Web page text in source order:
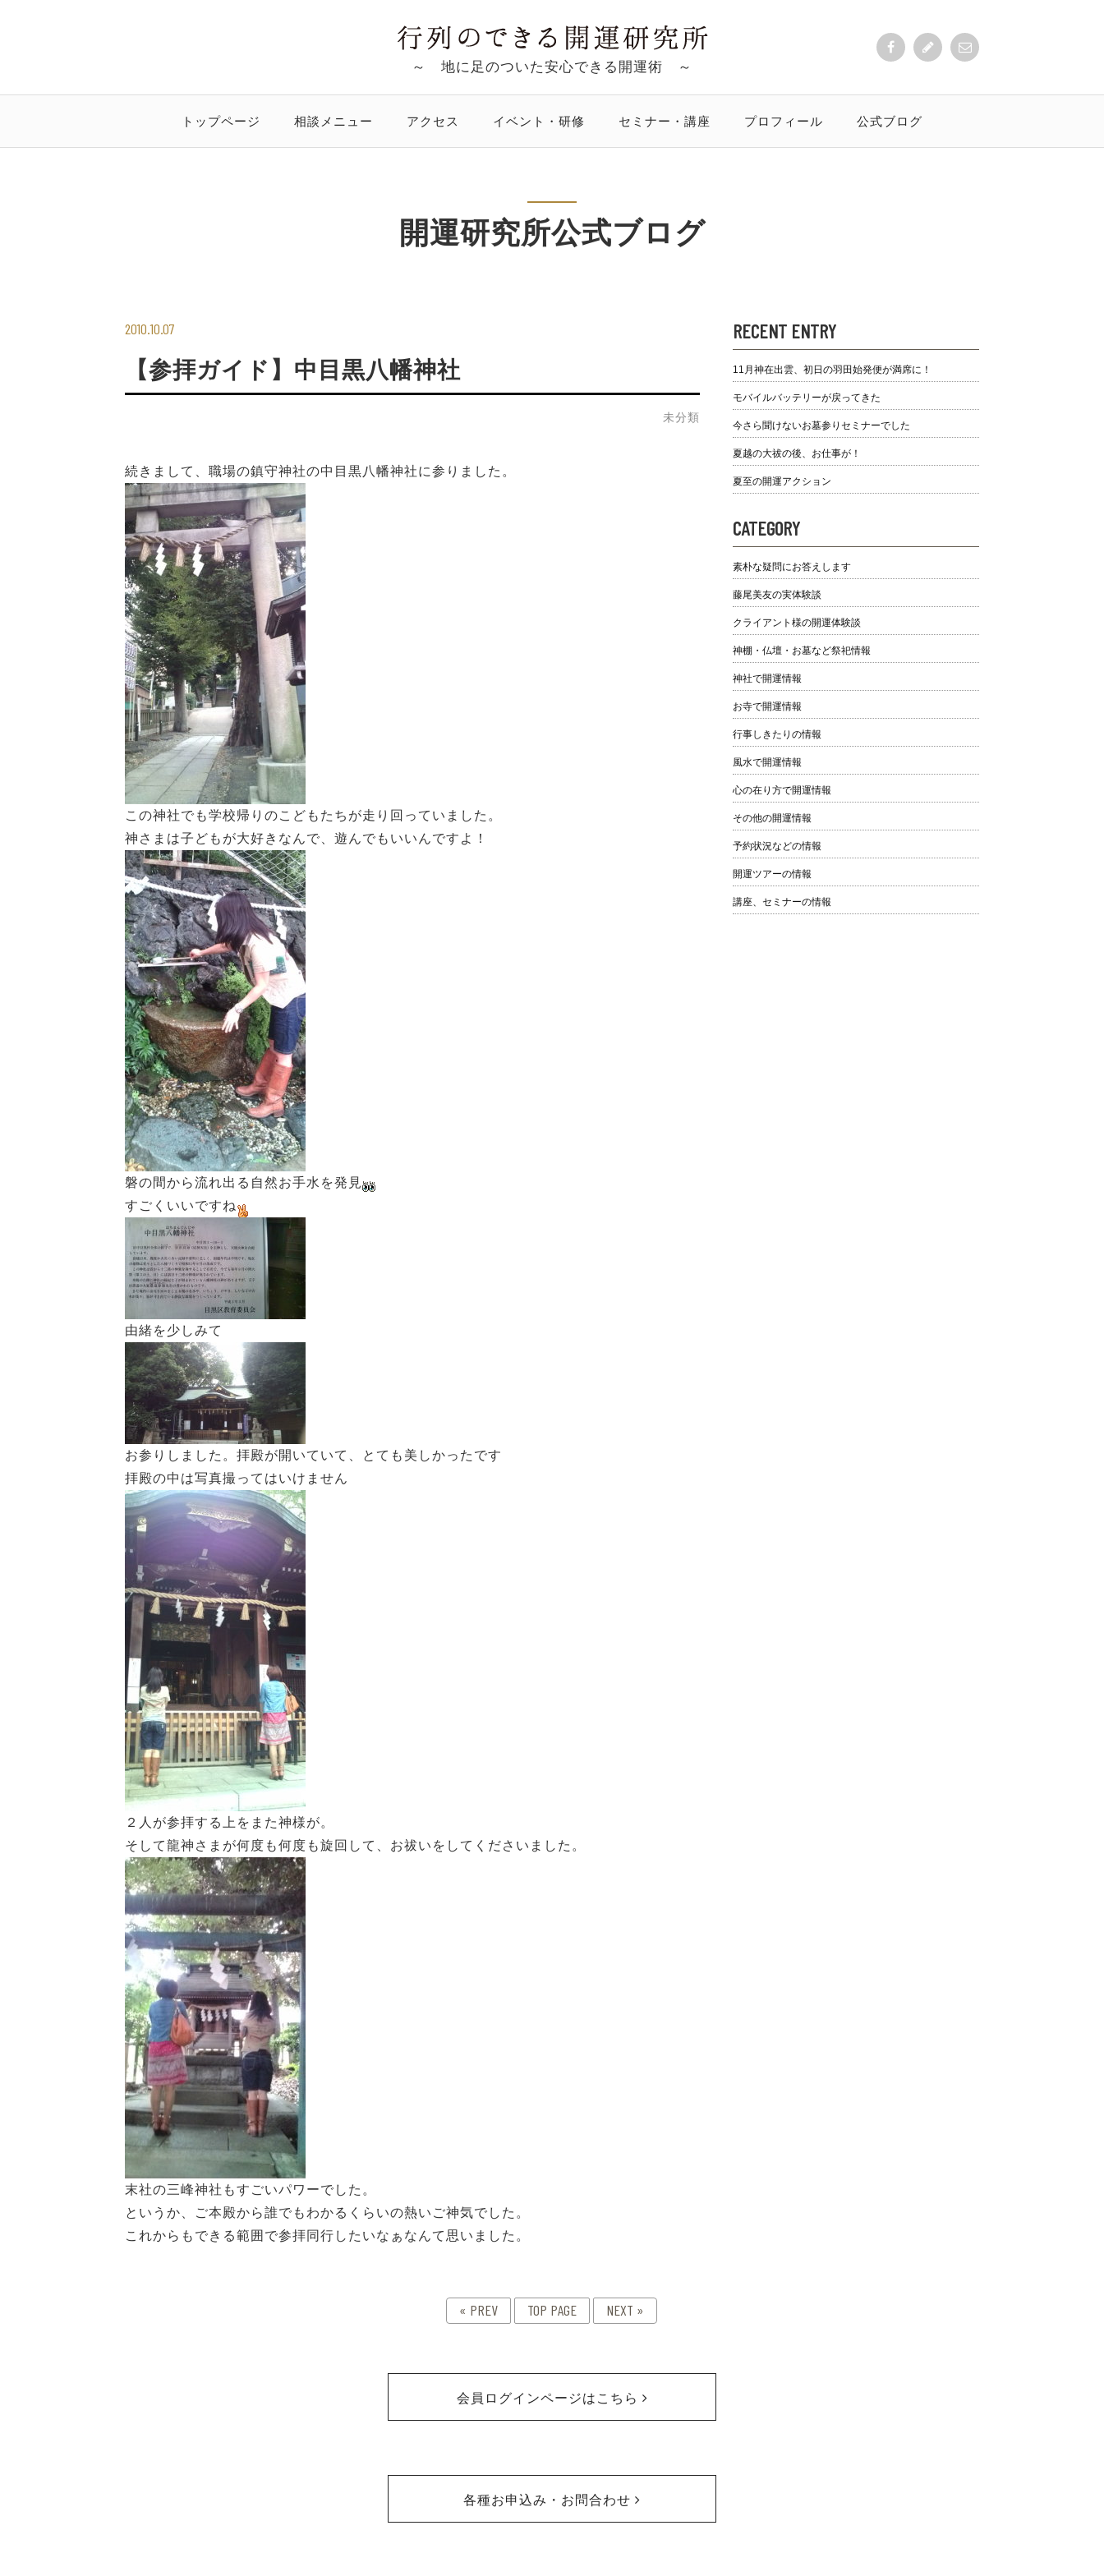
～ 地に足のついた安心できる開運術 ～
トップページ 相談メニュー アクセス イベント・研修 セミナー・講座 プロフィール 公式ブログ
開運研究所公式ブログ
2010.10.07
【参拝ガイド】中目黒八幡神社
未分類
続きまして、職場の鎮守神社の中目黒八幡神社に参りました。
この神社でも学校帰りのこどもたちが走り回っていました。
神さまは子どもが大好きなんで、遊んでもいいんですよ！
磐の間から流れ出る自然お手水を発見
すごくいいですね
由緒を少しみて
お参りしました。拝殿が開いていて、とても美しかったです
拝殿の中は写真撮ってはいけません
２人が参拝する上をまた神様が。
そして龍神さまが何度も何度も旋回して、お祓いをしてくださいました。
末社の三峰神社もすごいパワーでした。
というか、ご本殿から誰でもわかるくらいの熱いご神気でした。
これからもできる範囲で参拝同行したいなぁなんて思いました。
RECENT ENTRY
11月神在出雲、初日の羽田始発便が満席に！
モバイルバッテリーが戻ってきた
今さら聞けないお墓参りセミナーでした
夏越の大祓の後、お仕事が！
夏至の開運アクション
CATEGORY
素朴な疑問にお答えします
藤尾美友の実体験談
クライアント様の開運体験談
神棚・仏壇・お墓など祭祀情報
神社で開運情報
お寺で開運情報
行事しきたりの情報
風水で開運情報
心の在り方で開運情報
その他の開運情報
予約状況などの情報
開運ツアーの情報
講座、セミナーの情報
« PREV TOP PAGE NEXT »
会員ログインページはこちら
各種お申込み・お問合わせ